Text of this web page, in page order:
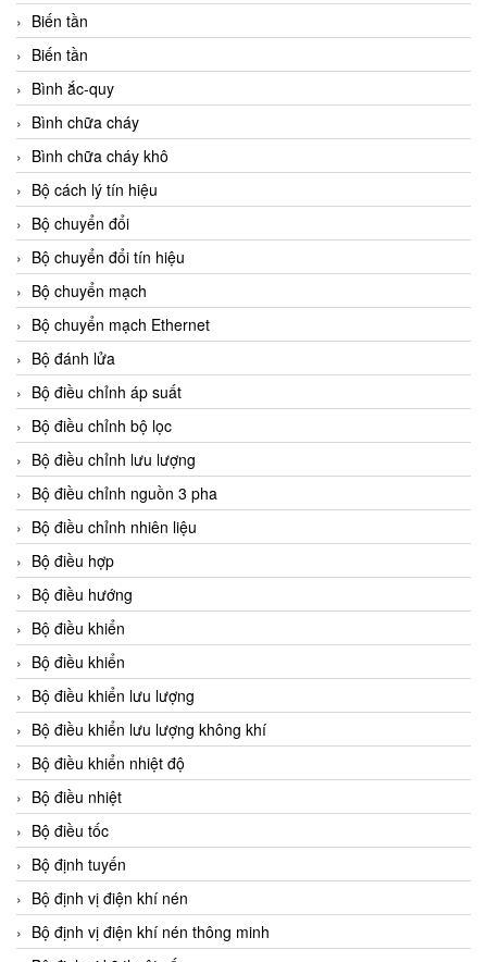
Biến tần
Biến tần
Bình ắc-quy
Bình chữa cháy
Bình chữa cháy khô
Bộ cách lý tín hiệu
Bộ chuyển đổi
Bộ chuyển đổi tín hiệu
Bộ chuyển mạch
Bộ chuyển mạch Ethernet
Bộ đánh lửa
Bộ điều chỉnh áp suất
Bộ điều chỉnh bộ lọc
Bộ điều chỉnh lưu lượng
Bộ điều chỉnh nguồn 3 pha
Bộ điều chỉnh nhiên liệu
Bộ điều hợp
Bộ điều hướng
Bộ điều khiển
Bộ điều khiển
Bộ điều khiển lưu lượng
Bộ điều khiển lưu lượng không khí
Bộ điều khiển nhiệt độ
Bộ điều nhiệt
Bộ điều tốc
Bộ định tuyến
Bộ định vị điện khí nén
Bộ định vị điện khí nén thông minh